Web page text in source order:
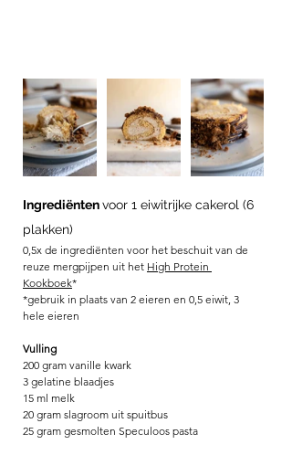
Ingrediënten voor 1 eiwitrijke cakerol (6
plakken)
0,5x de ingrediënten voor het beschuit van de
reuze mergpijpen uit het High Protein
Kookboek*
*gebruik in plaats van 2 eieren en 0,5 eiwit, 3
hele eieren
Vulling
200 gram vanille kwark
3 gelatine blaadjes
15 ml melk
20 gram slagroom uit spuitbus
25 gram gesmolten Speculoos pasta